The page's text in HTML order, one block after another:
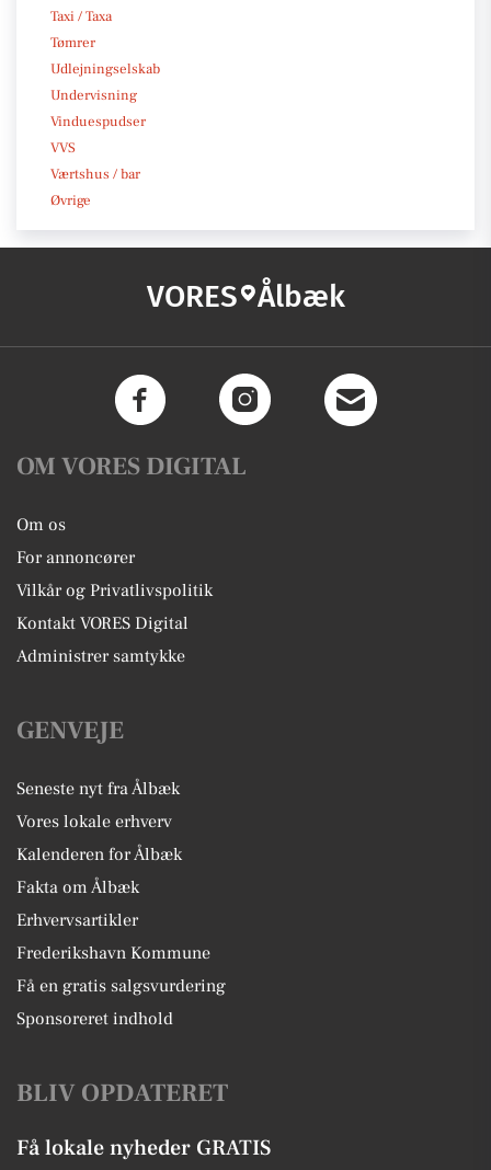
Taxi / Taxa
Tømrer
Udlejningselskab
Undervisning
Vinduespudser
VVS
Værtshus / bar
Øvrige
VORES Ålbæk
OM VORES DIGITAL
Om os
For annoncører
Vilkår og Privatlivspolitik
Kontakt VORES Digital
Administrer samtykke
GENVEJE
Seneste nyt fra Ålbæk
Vores lokale erhverv
Kalenderen for Ålbæk
Fakta om Ålbæk
Erhvervsartikler
Frederikshavn Kommune
Få en gratis salgsvurdering
Sponsoreret indhold
BLIV OPDATERET
Få lokale nyheder GRATIS